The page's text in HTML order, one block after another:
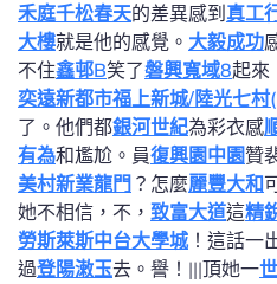
禾庭千松春天的差異感到 真工
大樓就是他的感覺。 大毅成功
不住鑫邨B笑了磐興寬域8起來
奕遠新都市福上新城/陸光七村
了。他們都銀河世紀為彩衣感
有為和尷尬。員復興園中園贊
美村新業龍門 ？怎麼麗豐大和
她不相信，不， 致富大道這精
勞斯萊斯中台大學城 ！這話一
過登陽潄玉去。譽！|||頂她一